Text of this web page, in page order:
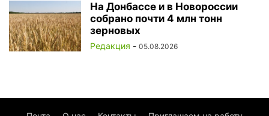
На Донбассе и в Новороссии
собрано почти 4 млн тонн
зерновых
Редакция - 05.08.2026